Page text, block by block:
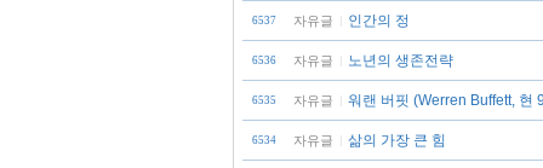
6537 자유글 인간의 정
6536 자유글 노년의 생존전략
6535 자유글 워랜 버핏 (Werren Buffett, 현
6534 자유글 삶의 가장 큰 힘